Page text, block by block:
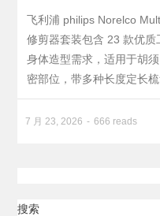
飞利浦 philips Norelco
修剪器套装包含 23 款优
身体造型需求，适用于胡
密部位，带多种长度定长
7 月 23, 2026 666 reads
搜索